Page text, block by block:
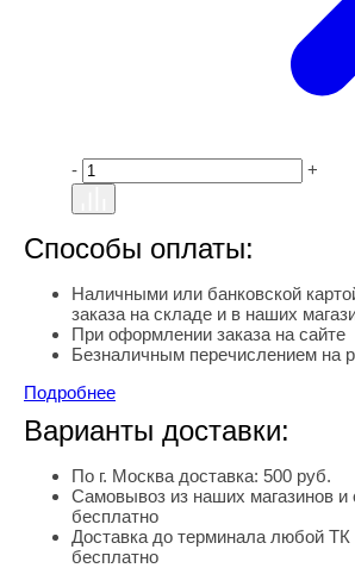
- +
Способы оплаты:
Наличными или банковской
заказа на складе и в наших
При оформлении заказа на сайте
Безналичным перечислением на
Подробнее
Варианты доставки:
По г. Москва доставка: 500 руб.
Самовывоз из наших магазинов и
бесплатно
Доставка до терминала любой ТК
бесплатно